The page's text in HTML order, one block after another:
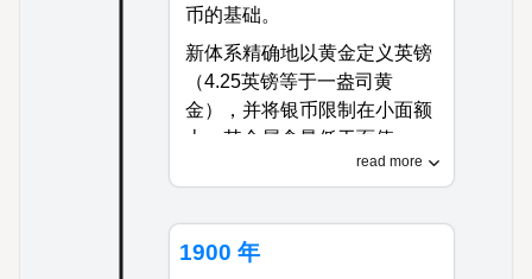
币的基础。
新体系精确地以黄金定义英镑
（4.25英镑等于一盎司黄
金），并将银币限制在小面额
上，其金属含量低于面值。
大多数主要经济体采用类似的
read more
1900 年